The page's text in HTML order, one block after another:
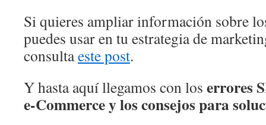
Si quieres ampliar información sobre
puedes usar en tu estrategia de
consultaeste post.
Y hasta aquí llegamos con los errores
e-Commerce y los consejos para